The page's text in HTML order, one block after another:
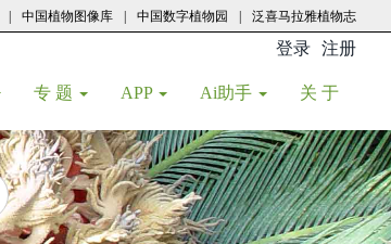
中国植物图像库 中国数字植物园 泛喜马拉雅植物志
登录 注册
专 题 APP Ai助手 关 于